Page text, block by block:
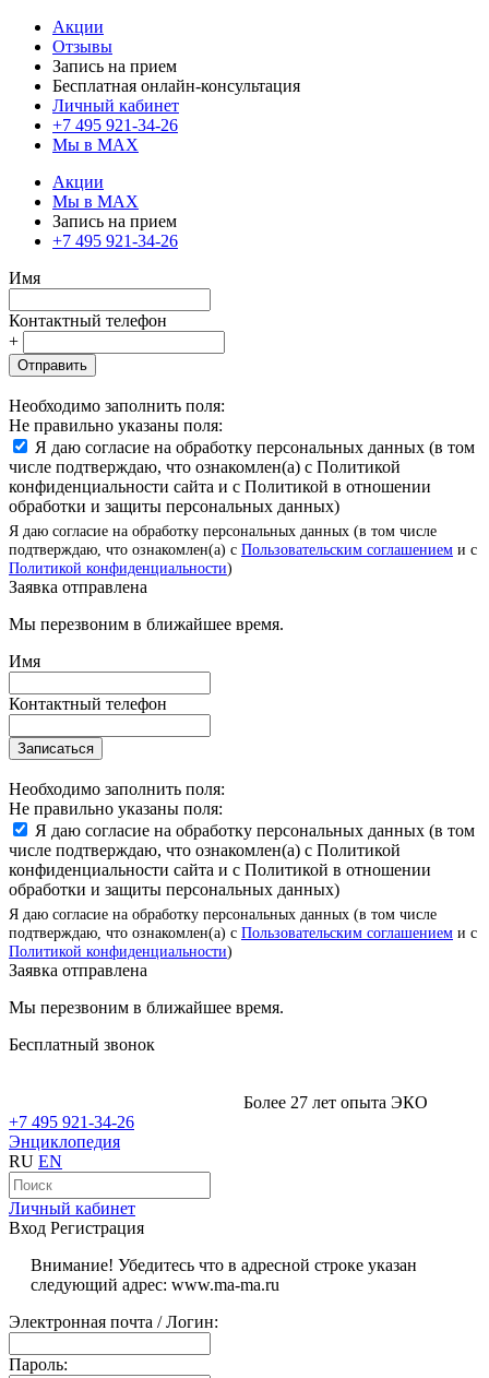
Акции
Отзывы
Запись на прием
Бесплатная онлайн-консультация
Личный кабинет
+7 495 921-34-26
Мы в MAX
Акции
Мы в MAX
Запись на прием
+7 495 921-34-26
Имя
Контактный телефон
+
Отправить
Необходимо заполнить поля:
Не правильно указаны поля:
Я даю согласие на обработку персональных данных (в том
числе подтверждаю, что ознакомлен(а) с Политикой
конфиденциальности сайта и с Политикой в отношении
обработки и защиты персональных данных)
Я даю согласие на обработку персональных данных (в том числе
подтверждаю, что ознакомлен(а) с Пользовательским соглашением и с
Политикой конфиденциальности)
Заявка отправлена
Мы перезвоним в ближайшее время.
Имя
Контактный телефон
Записаться
Необходимо заполнить поля:
Не правильно указаны поля:
Я даю согласие на обработку персональных данных (в том
числе подтверждаю, что ознакомлен(а) с Политикой
конфиденциальности сайта и с Политикой в отношении
обработки и защиты персональных данных)
Я даю согласие на обработку персональных данных (в том числе
подтверждаю, что ознакомлен(а) с Пользовательским соглашением и с
Политикой конфиденциальности)
Заявка отправлена
Мы перезвоним в ближайшее время.
Бесплатный звонок
Более 27 лет опыта ЭКО
+7 495 921-34-26
Энциклопедия
RU EN
Личный кабинет
Вход Регистрация
Внимание! Убедитесь что в адресной строке указан
следующий адрес: www.ma-ma.ru
Электронная почта / Логин:
Пароль: